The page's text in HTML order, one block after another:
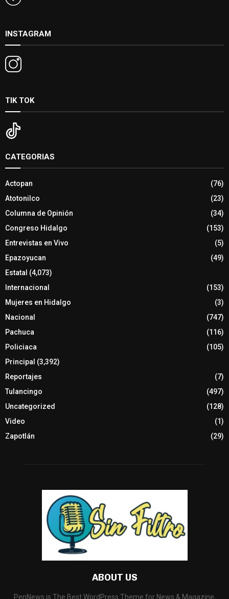
INSTAGRAM
TIK TOK
CATEGORIAS
Actopan
(76)
Atotonilco
(23)
Columna de Opinión
(34)
Congreso Hidalgo
(153)
Entrevistas en Vivo
(5)
Epazoyucan
(49)
Estatal (4,073)
Internacional
(153)
Mujeres en Hidalgo
(3)
Nacional
(747)
Pachuca
(116)
Policiaca
(105)
Principal (3,392)
Reportajes
(7)
Tulancingo
(497)
Uncategorized
(128)
Video
(1)
Zapotlán
(29)
ABOUT US
PenNews is The Best WordPress Theme for News & Magazine,